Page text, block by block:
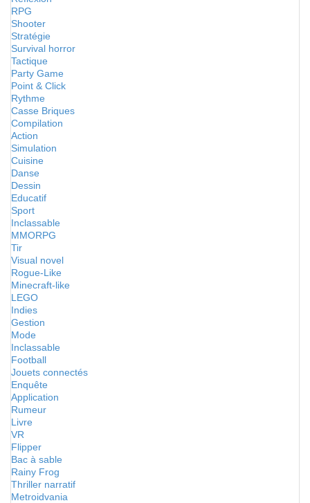
RPG
Shooter
Stratégie
Survival horror
Tactique
Party Game
Point & Click
Rythme
Casse Briques
Compilation
Action
Simulation
Cuisine
Danse
Dessin
Educatif
Sport
Inclassable
MMORPG
Tir
Visual novel
Rogue-Like
Minecraft-like
LEGO
Indies
Gestion
Mode
Inclassable
Football
Jouets connectés
Enquête
Application
Rumeur
Livre
VR
Flipper
Bac à sable
Rainy Frog
Thriller narratif
Metroidvania